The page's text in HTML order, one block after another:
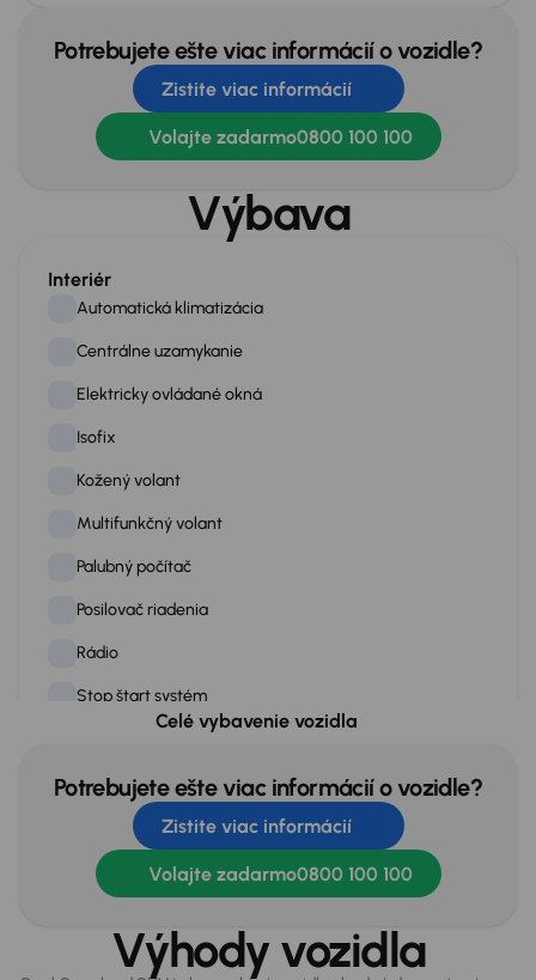
Potrebujete ešte viac informácií o vozidle?
Zistite viac informácií
Volajte zadarmo0800 100 100
Výbava
Interiér
Automatická klimatizácia
Centrálne uzamykanie
Elektricky ovládané okná
Isofix
Kožený volant
Multifunkčný volant
Palubný počítač
Posilovač riadenia
Rádio
Stop štart systém
Vyhrievané predné okno
Vyhrievané predné sedadlá
Vyhrievaný volant
Exteriér
Celé vybavenie vozidla
Potrebujete ešte viac informácií o vozidle?
Zistite viac informácií
Volajte zadarmo0800 100 100
Výhody vozidla